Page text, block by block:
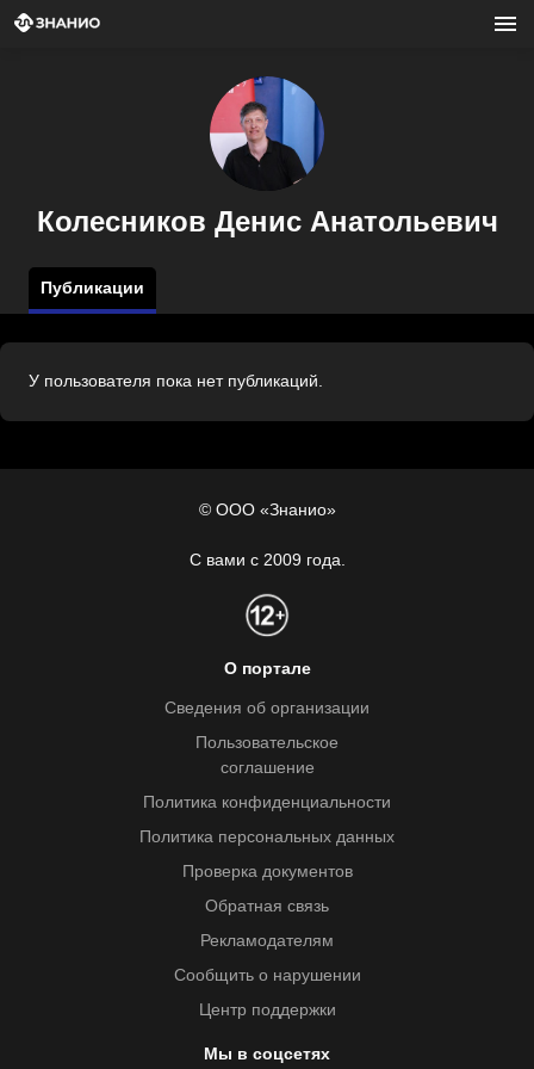
Колесников Денис Анатольевич
Публикации
У пользователя пока нет публикаций.
© ООО «Знанио»
С вами с 2009 года.
О портале
Сведения об организации
Пользовательское
соглашение
Политика конфиденциальности
Политика персональных данных
Проверка документов
Обратная связь
Рекламодателям
Сообщить о нарушении
Центр поддержки
Мы в соцсетях